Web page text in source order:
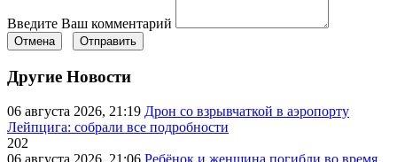
Введите Ваш комментарий
Отмена Отправить
Другие Новости
06 августа 2026, 21:19 Дрон со взрывчаткой в аэропорту
Лейпцига: собрали все подробности
202
06 августа 2026, 21:06 Ребёнок и женщина погибли во время